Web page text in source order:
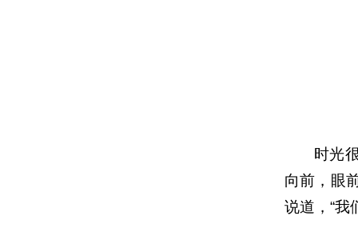
时光
向前，眼
说道，“我